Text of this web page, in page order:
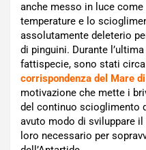
anche messo in luce come
temperature e lo
assolutamente deleterio
di pinguini. Durante
fattispecie, sono stati circa
corrispondenza del Mare
motivazione che mette i
del continuo scioglimento
avuto modo di sviluppare
loro necessario per